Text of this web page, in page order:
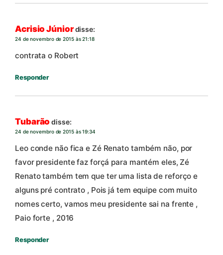
Acrisio Júniordisse:
24 de novembro de 2015 às 21:18
contrata o Robert
Responder
Tubarão disse:
24 de novembro de 2015 às 19:34
Leo conde não fica e Zé Renato também não, por
favor presidente faz forçá para mantém eles, Zé
Renato também tem que ter uma lista de reforço e
alguns pré contrato , Pois já tem equipe com muito
nomes certo, vamos meu presidente sai na frente ,
Paio forte , 2016
Responder